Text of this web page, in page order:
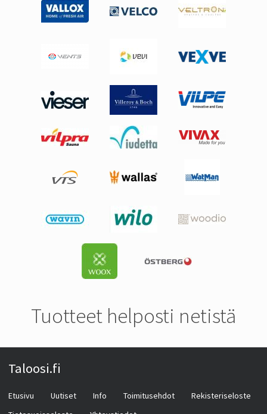
Tuotteet helposti netistä
Taloosi.fi
Etusivu Uutiset Info Toimitusehdot
Rekisteriseloste